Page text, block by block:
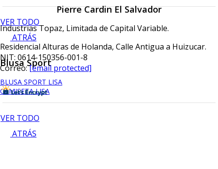
VER TODO
ATRÁS
Blusa Sport
BLUSA SPORT LISA
CAMISETA LISA
VER TODO
ATRÁS
Pierre Cardin El Salvador
Industrias Topaz, Limitada de Capital Variable.
Residencial Alturas de Holanda, Calle Antigua a Huizucar.
NIT: 0614-150356-001-8
Correo:[email protected]